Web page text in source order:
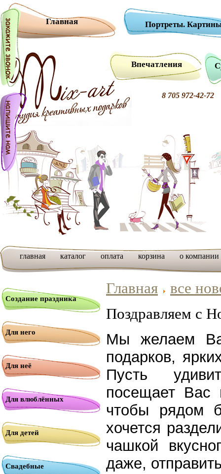
Главная Портреты.
8 705 972-42-
Впечатления
главная каталог оплата корзина о компании
Создание праздника
Для него
Для неё
Для влюблённых
Для детей
Свадебные
Главная
все
Поздравляем с
Мы желаем
подарков,
Пусть
посещает Вас
чтобы рядом
хочется
чашкой
даже,